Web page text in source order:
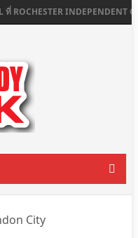
ROCHESTER INDEPENDENT
City